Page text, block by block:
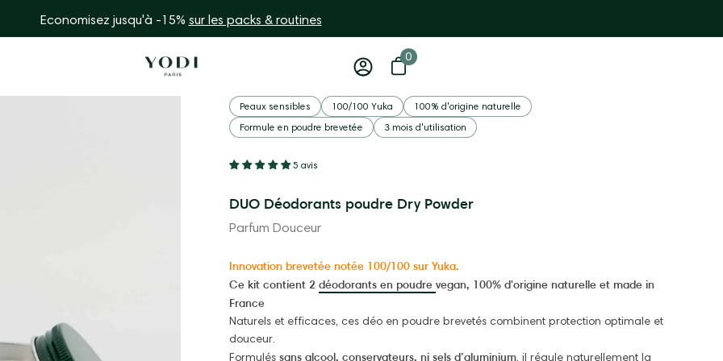
Economisez jusqu'à -15% sur les packs & routines
Mon
compte
Ouvrir le panier
0
0 article
d'images
Peaux sensibles 100/100 Yuka
100% d'origine naturelle
Formule en poudre brevetée
3 mois d'utilisation
5 avis
DUO Déodorants poudre Dry Powder
Parfum Douceur
Innovation brevetée notée 100/100 sur Yuka.
Ce kit contient 2 déodorants en poudre vegan, 100% d'origine naturelle et made in
France
Naturels et efficaces, ces déo en poudre brevetés combinent protection optimale et
douceur.
Formulés sans alcool, conservateurs, ni sels d’aluminium, il régule naturellement la